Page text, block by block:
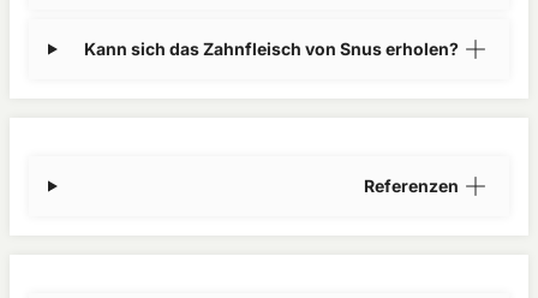
Kann sich das Zahnfleisch von Snus erholen?
Referenzen